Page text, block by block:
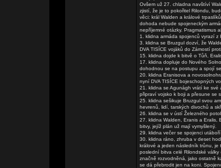
Ovšem už 27. chladna navštíví
zjistí, že je to pokořitel Rilondu,
věci: král Walden a králové
dohoda nebude spojeneckým
nepříjemné otázky. Pragmatismus
1. klidna armáda spojenců vyrazí z
3. klidna se Bruzgul dozví, že
DVA TISÍCE vojáků do Zámostí
15. klidna dojde k bitvě o Tůň,
17. klidna dopluje do Nového
dohodnou se na postupu a spojí
20. klidna Eranisova a
nyní DVA TISÍCE bojeschopných
21. klidna se Agunágh vrátí ke
připraví vojsko k boji a přesune se
25. klidna sešikuje Bruzgul svou
hevrenů, lidí, tarských divochů a
26. klidna se v ústí Železného
27. klidna Walden, Eranis a Eralis,
bitvy, jejíž plán už mají vymyšlený.
29. klidna večer se spojenci
30. klidna ráno, zhruba v deset
králové a jeden následník trůnu,
poslední bitva celé Rilondské
značně rozvodněná, jako ostatně
se dá přebrodit jen na koni.